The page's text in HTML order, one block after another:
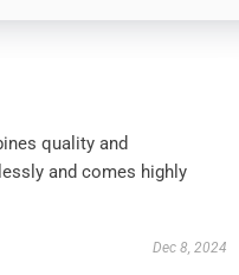
quality and
and comes highly
Dec 8, 2024